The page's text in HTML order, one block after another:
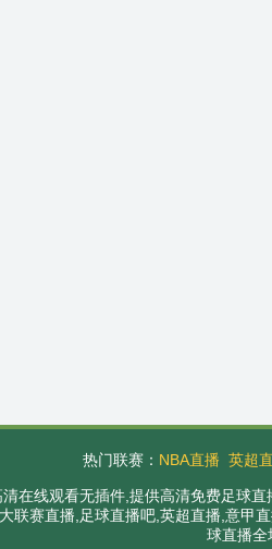
热门联赛： NBA直播 英超
在线观看无插件,提供高清免费足球
联赛直播,足球直播吧,英超直播,意甲
球直播全